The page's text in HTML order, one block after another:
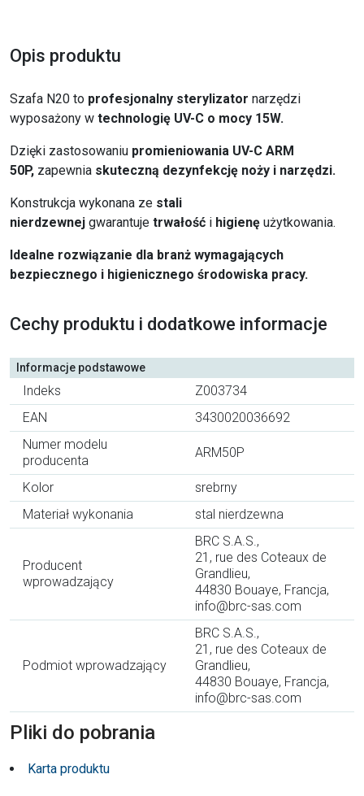
Opis produktu
Szafa N20 to profesjonalny sterylizator narzędzi
wyposażony w technologię UV-C o mocy 15W.
Dzięki zastosowaniu promieniowania UV-C ARM
50P, zapewnia skuteczną dezynfekcję noży i narzędzi.
Konstrukcja wykonana ze stali
nierdzewnej gwarantuje trwałość i higienę użytkowania.
Idealne rozwiązanie dla branż wymagających
bezpiecznego i higienicznego środowiska pracy.
Cechy produktu i dodatkowe informacje
Informacje podstawowe
Indeks
Z003734
EAN
3430020036692
Numer modelu
producenta
ARM50P
Kolor
srebrny
Materiał wykonania
stal nierdzewna
Producent
wprowadzający
BRC S.A.S.,
21, rue des Coteaux de
Grandlieu,
44830 Bouaye, Francja,
info@brc-sas.com
Podmiot wprowadzający
BRC S.A.S.,
21, rue des Coteaux de
Grandlieu,
44830 Bouaye, Francja,
info@brc-sas.com
Pliki do pobrania
Karta produktu